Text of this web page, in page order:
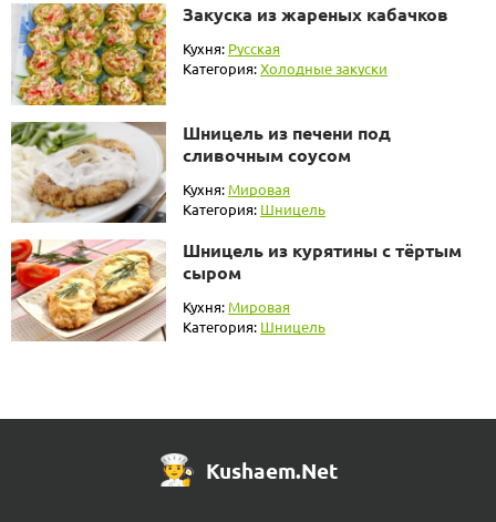
Закуска из жареных кабачков
Кухня: Русская
Категория:Холодные закуски
Шницель из печени под
сливочным соусом
Кухня: Мировая
Категория: Шницель
Шницель из курятины с тёртым
сыром
Кухня:Мировая
Категория: Шницель
Kushaem.Net